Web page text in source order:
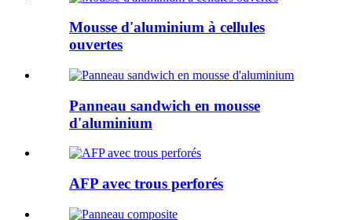
Mousse d'aluminium à cellules
ouvertes
Panneau sandwich en mousse
d'aluminium
AFP avec trous perforés